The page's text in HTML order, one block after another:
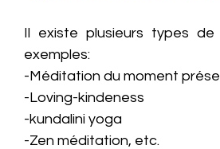
Il existe plusieurs types
exemples:
-Méditation du moment
-Loving-kindeness
-kundalini yoga
-Zen méditation, etc.